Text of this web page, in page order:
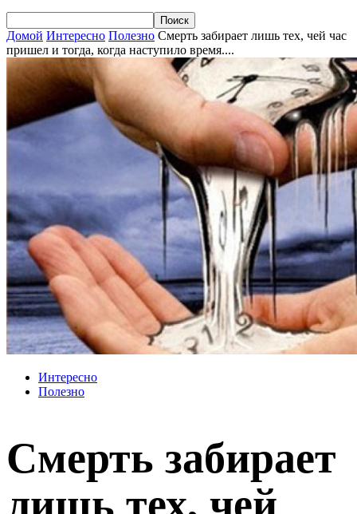
Домой Интересно Полезно Смерть забирает лишь тех, чей час
пришел и тогда, когда наступило время....
Интересно
Полезно
Смерть забирает
лишь тех, чей